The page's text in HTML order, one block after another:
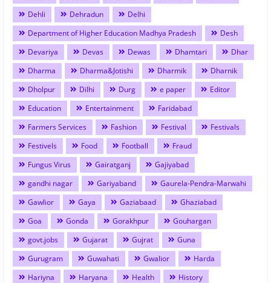
Dehli
Dehradun
Delhi
Department of Higher Education Madhya Pradesh
Desh
Devariya
Devas Dewas Dhamtari
Dhar
Dharma
Dharma&Jotishi Dharmik
Dharnik
Dholpur
Dilhi Durg e paper
Editor
Education
Entertainment
Faridabad
Farmers Services
Fashion Festival
Festivals
Festivels
Food Football
Fraud
Fungus Virus
Gairatganj
Gajiyabad
gandhi nagar
Gariyaband
Gaurela-Pendra-Marwahi
Gawlior
Gaya Gaziabaad
Ghaziabad
Goa
Gonda Gorakhpur
Gouhargan
govt.jobs
Gujarat Gujrat
Guna
Gurugram
Guwahati Gwalior
Harda
Hariyna
Haryana Health
History